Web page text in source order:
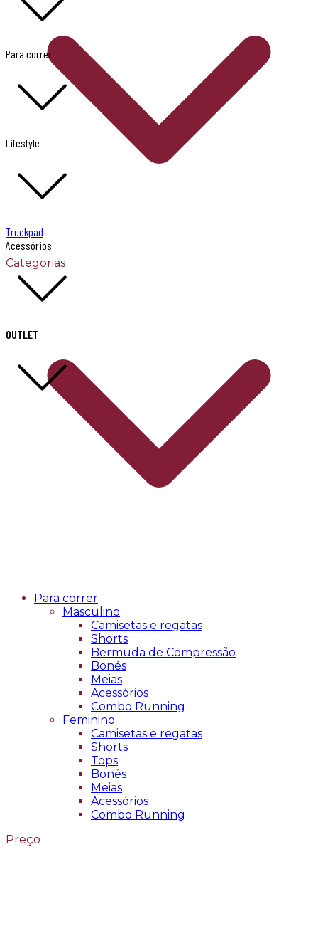
Para correr
Lifestyle
Truckpad
Acessórios
OUTLET
Categorias
Para correr
Masculino
Camisetas e regatas
Shorts
Bermuda de Compressão
Bonés
Meias
Acessórios
Combo Running
Feminino
Camisetas e regatas
Shorts
Tops
Bonés
Meias
Acessórios
Combo Running
Preço